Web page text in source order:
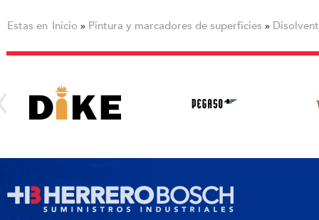
Estas en Inicio » Pintura y marcadores de superficies »